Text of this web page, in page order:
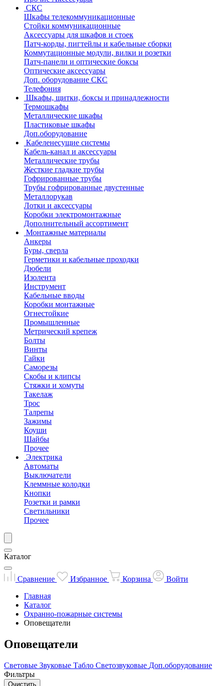
СКС
Шкафы телекоммуникационные
Стойки коммуникационные
Аксессуары для шкафов и стоек
Патч-корды, пигтейлы и кабельные сборки
Коммутационные модули, вилки и розетки
Патч-панели и оптические боксы
Оптические аксессуары
Доп. оборудование СКС
Телефония
Шкафы, щитки, боксы и принадлежности
Термошкафы
Металлические шкафы
Пластиковые шкафы
Доп.оборудование
Кабеленесущие системы
Кабель-канал и аксессуары
Металлические трубы
Жесткие гладкие трубы
Гофрированные трубы
Трубы гофрированные двустенные
Металлорукав
Лотки и аксессуары
Коробки электромонтажные
Дополнительный ассортимент
Монтажные материалы
Анкеры
Буры, сверла
Герметики и кабельные проходки
Дюбели
Изолента
Инструмент
Кабельные вводы
Коробки монтажные
Огнестойкие
Промышленные
Метрический крепеж
Болты
Винты
Гайки
Саморезы
Скобы и клипсы
Стяжки и хомуты
Такелаж
Трос
Талрепы
Зажимы
Коуши
Шайбы
Прочее
Электрика
Автоматы
Выключатели
Клеммные колодки
Кнопки
Розетки и рамки
Светильники
Прочее
Каталог
Сравнение Избранное Корзина
Войти
Главная
Каталог
Охранно-пожарные системы
Оповещатели
Оповещатели
Световые Звуковые Табло Светозвуковые Доп.оборудование
Фильтры
Очистить